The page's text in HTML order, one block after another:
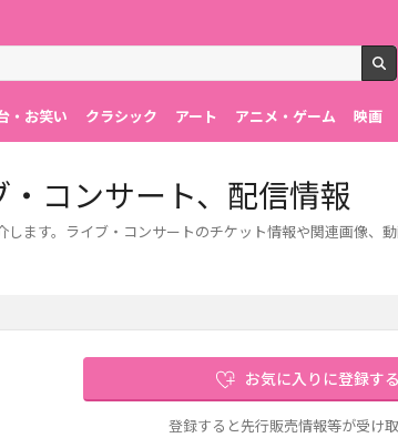
・お笑い クラシック アート アニメ・ゲーム 映画
コンサート、配信情報
ます。ライブ・コンサートのチケット情報や関連画像、
お気に入りに登録する
登録すると先行販売情報等が受け